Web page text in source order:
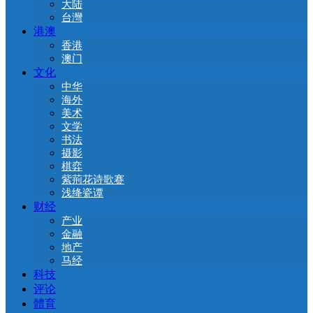
大陆
台灣
港澳
香港
澳门
文化
中华
海外
美术
文学
书法
摄影
棋弈
紫荊花诗歌赛
浅绛瓷谭
财经
产业
金融
地产
马经
科技
评论
體育